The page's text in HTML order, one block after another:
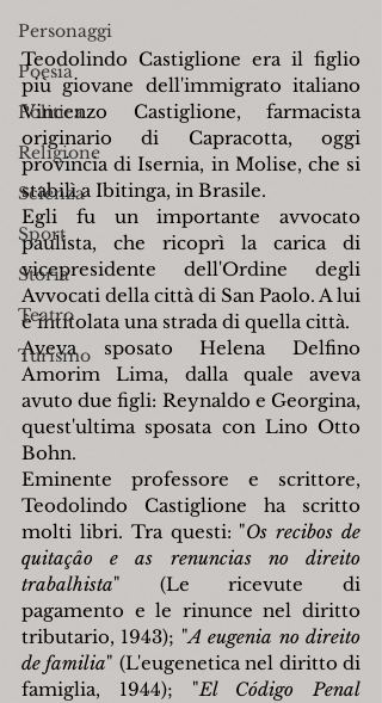
Personaggi
Poesia
Politica
Religione
Scienza
Sport
Storia
Teatro
Turismo
Teodolindo Castiglione era il figlio
più giovane dell'immigrato italiano
Vincenzo Castiglione, farmacista
originario di Capracotta, oggi
provincia di Isernia, in Molise, che si
stabilì a Ibitinga, in Brasile.
Egli fu un importante avvocato
paulista, che ricoprì la carica di
vicepresidente dell'Ordine degli
Avvocati della città di San Paolo. A lui
è intitolata una strada di quella città.
Aveva sposato Helena Delfino
Amorim Lima, dalla quale aveva
avuto due figli: Reynaldo e Georgina,
quest'ultima sposata con Lino Otto
Bohn.
Eminente professore e scrittore,
Teodolindo Castiglione ha scritto
molti libri. Tra questi: "Os recibos de
quitaçâo e as renuncias no direito
trabalhista" (Le ricevute di
pagamento e le rinunce nel diritto
tributario, 1943); "A eugenia no direito
de familia" (L'eugenetica nel diritto di
famiglia, 1944); "El Código Penal